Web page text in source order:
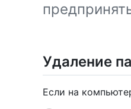
Удаление
Если на